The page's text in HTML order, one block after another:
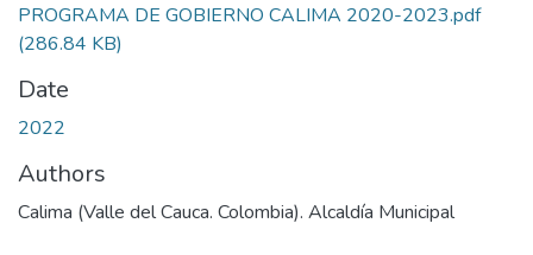
PROGRAMA DE GOBIERNO CALIMA 2020-2023.pdf
(286.84 KB)
Date
2022
Authors
Calima (Valle del Cauca. Colombia). Alcaldía Municipal